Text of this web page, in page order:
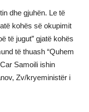
dhe gjuhën. Le të
kohës së okupimit
të jugut” gjatë kohës
të thuash “Quhem
Samoili ishin
Zv/kryeministër i